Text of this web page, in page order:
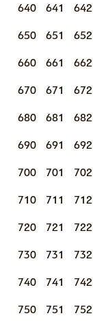
640 641 642
650 651 652
660 661 662
670 671 672
680 681 682
690 691 692
700 701 702
710 711 712
720 721 722
730 731 732
740 741 742
750 751 752